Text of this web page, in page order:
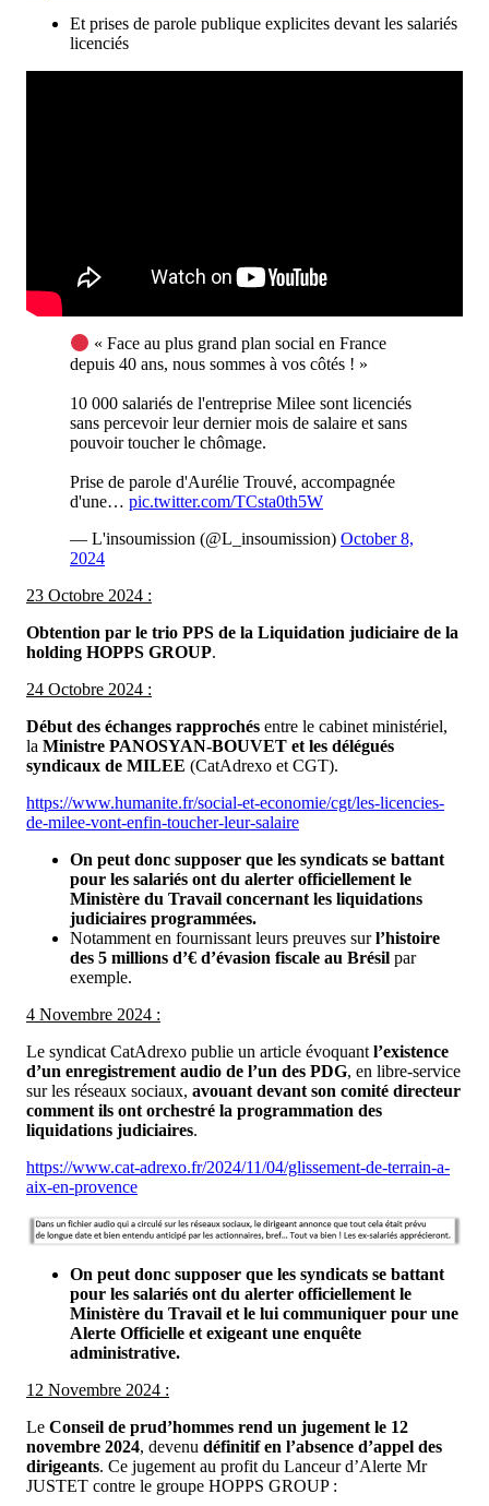
Et prises de parole publique explicites devant les salariés
licenciés
« Face au plus grand plan social en France
depuis 40 ans, nous sommes à vos côtés ! »
10 000 salariés de l'entreprise Milee sont licenciés
sans percevoir leur dernier mois de salaire et sans
pouvoir toucher le chômage.
Prise de parole d'Aurélie Trouvé, accompagnée
d'une… pic.twitter.com/TCsta0th5W
— L'insoumission (@L_insoumission) October 8,
2024
23 Octobre 2024 :
Obtention par le trio PPS de la Liquidation judiciaire de la
holding HOPPS GROUP.
24 Octobre 2024 :
Début des échanges rapprochés entre le cabinet ministériel,
la Ministre PANOSYAN-BOUVET et les délégués
syndicaux de MILEE (CatAdrexo et CGT).
https://www.humanite.fr/social-et-economie/cgt/les-licencies-
de-milee-vont-enfin-toucher-leur-salaire
On peut donc supposer que les syndicats se battant
pour les salariés ont du alerter officiellement le
Ministère du Travail concernant les liquidations
judiciaires programmées.
Notamment en fournissant leurs preuves surl’histoire
des 5 millions d’€ d’évasion fiscale au Brésil par
exemple.
4 Novembre 2024 :
Le syndicat CatAdrexo publie un article évoquant l’existence
d’un enregistrement audio de l’un des PDG, en libre-service
sur les réseaux sociaux, avouant devant son comité directeur
comment ils ont orchestré la programmation des
liquidations judiciaires.
https://www.cat-adrexo.fr/2024/11/04/glissement-de-terrain-a-
aix-en-provence
On peut donc supposer que les syndicats se battant
pour les salariés ont du alerter officiellement le
Ministère du Travail et le lui communiquer pour une
Alerte Officielle et exigeant une enquête
administrative.
12 Novembre 2024 :
Le Conseil de prud’hommes rend un jugement le 12
novembre 2024, devenu définitif en l’absence d’appel des
dirigeants. Ce jugement au profit du Lanceur d’Alerte Mr
JUSTET contre le groupe HOPPS GROUP :